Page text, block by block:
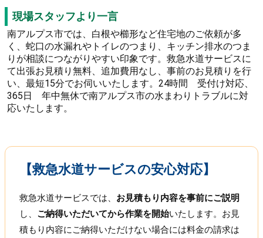
現場スタッフより一言
南アルプス市では、白根や櫛形など住宅地のご依頼が多
く、蛇口の水漏れやトイレのつまり、キッチン排水のつま
りが相談につながりやすい印象です。救急水道サービスに
て出張お見積り無料、追加費用なし、事前のお見積りを行
い、最短15分でお伺いいたします。24時間 受付け対応、
365日 年中無休で南アルプス市の水まわりトラブルに対
応いたします。
【救急水道サービスの安心対応】
救急水道サービスでは、 お見積もり内容を事前にご説明
し、 ご納得いただいてから作業を開始いたします。お見
積もり内容にご納得いただけない場合には料金の請求は